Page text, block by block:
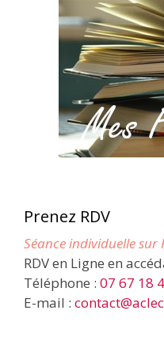
Prenez RDV
Séance individuelle sur
RDV en Ligne en
Téléphone : 07 67 18
E-mail :